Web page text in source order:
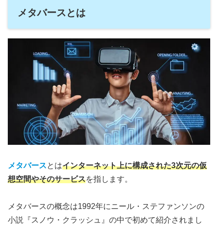
メタバースとは
メタバースとはインターネット上に構成された3次元の仮
想空間やそのサービスを指します。
メタバースの概念は1992年にニール・ステファンソンの
小説『スノウ・クラッシュ』の中で初めて紹介されまし